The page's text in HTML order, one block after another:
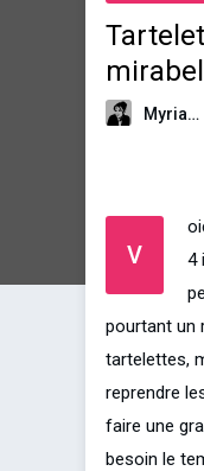
Myriam
V
4
pourtant un
tartelettes,
reprendre
faire une
besoin le